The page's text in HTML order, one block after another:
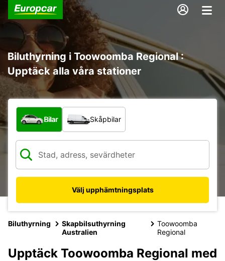
Biluthyrning i Toowoomba Regional :
Upptäck alla våra stationer
Vilken typ av fordon?
Bilar Skåpbilar
Välj upphämtningsplats
Biluthyrning
Skapbilsuthyrning
Australien
Toowoomba
Regional
Upptäck Toowoomba Regional med